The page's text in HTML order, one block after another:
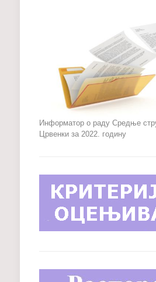
Информатор о раду Средње
Црвенки за 2022. годину